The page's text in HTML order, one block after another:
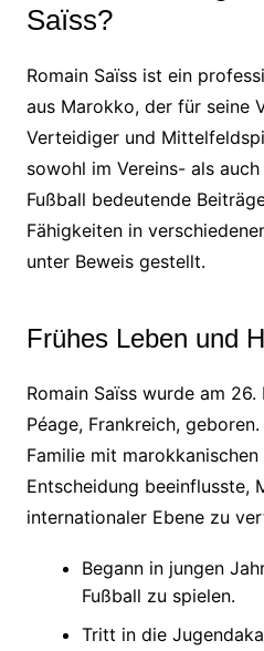
Saïss?
Romain Saïss ist ein
aus Marokko, der für seine
Verteidiger und
sowohl im Vereins- als
Fußball bedeutende
Fähigkeiten in
unter Beweis gestellt.
Frühes Leben und
Romain Saïss wurde am
Péage, Frankreich,
Familie mit
Entscheidung beeinflusste,
internationaler Ebene zu
Begann in jungen
Fußball zu spielen.
Tritt in die